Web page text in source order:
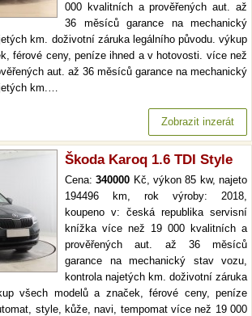
000 kvalitních a prověřených aut. až
36 měsíců garance na mechanický
km. doživotní záruka legálního původu. výkup
férové ceny, peníze ihned a v hotovosti. více než
aut. až 36 měsíců garance na mechanický
km.…
Zobrazit inzerát
Škoda Karoq 1.6 TDI Style
Cena:340000 Kč, výkon 85 kw, najeto
194496 km, rok výroby: 2018,
koupeno v: česká republika servisní
knížka více než 19 000 kvalitních a
prověřených aut. až 36 měsíců
garance na mechanický stav vozu,
kontrola najetých km. doživotní záruka
všech modelů a značek, férové ceny, peníze
style, kůže, navi, tempomat více než 19 000